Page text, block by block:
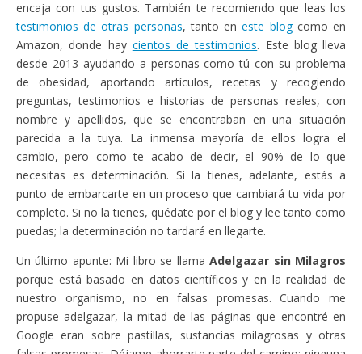
encaja con tus gustos. También te recomiendo que leas los
testimonios de otras personas, tanto eneste blog como en
Amazon, donde hay cientos de testimonios. Este blog lleva
desde 2013 ayudando a personas como tú con su problema
de obesidad, aportando artículos, recetas y recogiendo
preguntas, testimonios e historias de personas reales, con
nombre y apellidos, que se encontraban en una situación
parecida a la tuya. La inmensa mayoría de ellos logra el
cambio, pero como te acabo de decir, el 90% de lo que
necesitas es determinación. Si la tienes, adelante, estás a
punto de embarcarte en un proceso que cambiará tu vida por
completo. Si no la tienes, quédate por el blog y lee tanto como
puedas; la determinación no tardará en llegarte.
Un último apunte: Mi libro se llamaAdelgazar sin Milagros
porque está basado en datos científicos y en la realidad de
nuestro organismo, no en falsas promesas. Cuando me
propuse adelgazar, la mitad de las páginas que encontré en
Google eran sobre pastillas, sustancias milagrosas y otras